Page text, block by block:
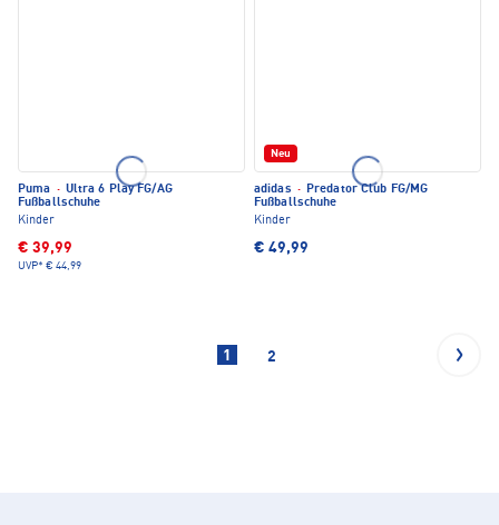
Puma · Ultra 6 Play FG/AG
Fußballschuhe
Kinder
€ 39,99
UVP* € 44,99
Neu
adidas · Predator Club FG/MG
Fußballschuhe
Kinder
€ 49,99
1 2